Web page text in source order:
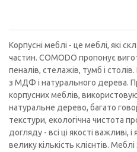
Корпусні меблі - це меблі, які
частин. COMODO пропонує
пеналів, стелажів, тумб і
з МДФ і натурального дерева.
корпусних меблів,
натуральне дерево, багато
текстури, екологічна чистота
догляду - всі ці якості важливі,
велику кількість клієнтів.